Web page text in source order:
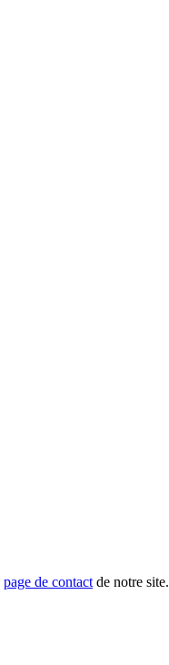
page de contact de notre site.